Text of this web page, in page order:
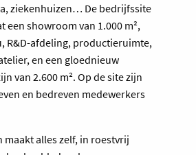
ziekenhuizen… De bedrijfssite
een showroom van 1.000 m²,
R&D-afdeling, productieruimte,
en een gloednieuw
van 2.600 m². Op de site zijn
en bedreven medewerkers
maakt alles zelf, in roestvrij